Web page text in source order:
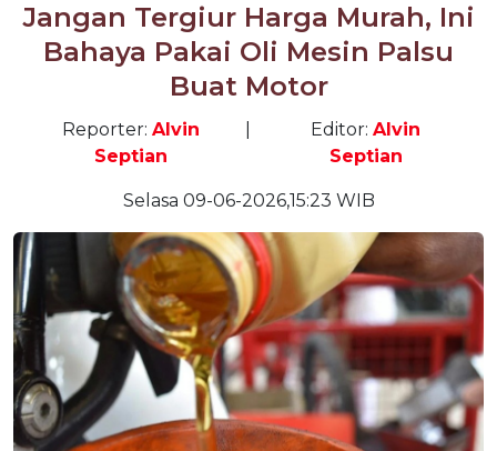
Jangan Tergiur Harga Murah, Ini
Bahaya Pakai Oli Mesin Palsu
Buat Motor
Reporter: Alvin
Septian
Editor:Alvin
Septian
Selasa 09-06-2026,15:23 WIB